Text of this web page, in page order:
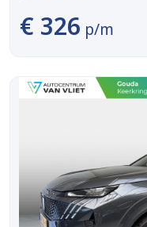
€ 326 p/m